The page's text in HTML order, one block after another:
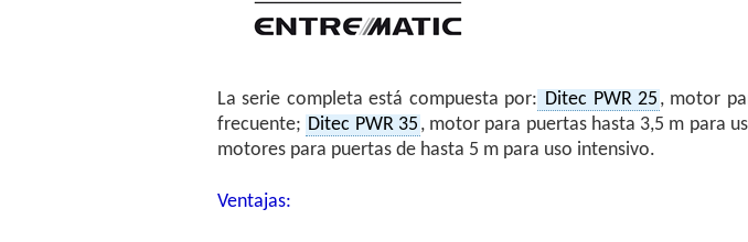
La serie completa está compuesta por: Ditec PWR 25 , motor
frecuente; Ditec PWR 35 , motor para puertas hasta 3,5 m para
motores para puertas de hasta 5 m para uso intensivo.
Ventajas: